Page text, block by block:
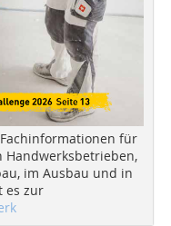
für
im Ausbau und in
es zur